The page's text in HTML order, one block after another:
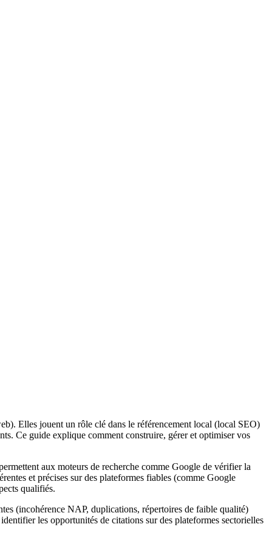
Elles jouent un rôle clé dans le référencement local (local SEO)
Ce guide explique comment construire, gérer et optimiser vos
aux moteurs de recherche comme Google de vérifier la
et précises sur des plateformes fiables (comme Google
qualifiés.
(incohérence NAP, duplications, répertoires de faible qualité)
les opportunités de citations sur des plateformes sectorielles